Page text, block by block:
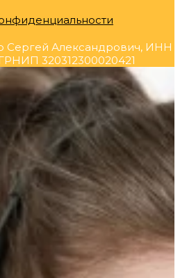
Сергей Александрович, ИНН
320312300020421